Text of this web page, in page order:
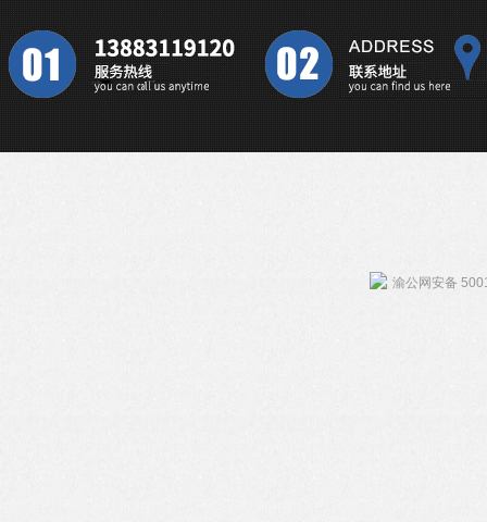
渝公网安备